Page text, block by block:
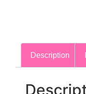
Description